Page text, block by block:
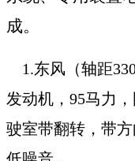
成。
1.东风（轴距
发动机， 95马力，
驶室带翻转，带方